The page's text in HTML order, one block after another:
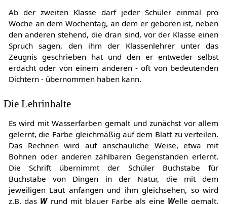
Ab der zweiten Klasse darf jeder Schüler einmal pro
Woche an dem Wochentag, an dem er geboren ist, neben
den anderen stehend, die dran sind, vor der Klasse einen
Spruch sagen, den ihm der Klassenlehrer unter das
Zeugnis geschrieben hat und den er entweder selbst
erdacht oder von einem anderen - oft von bedeutenden
Dichtern - übernommen haben kann.
Die Lehrinhalte
Es wird mit Wasserfarben gemalt und zunächst vor allem
gelernt, die Farbe gleichmäßig auf dem Blatt zu verteilen.
Das Rechnen wird auf anschauliche Weise, etwa mit
Bohnen oder anderen zählbaren Gegenständen erlernt.
Die Schrift übernimmt der Schüler Buchstabe für
Buchstabe von Dingen in der Natur, die mit dem
jeweiligen Laut anfangen und ihm gleichsehen, so wird
z.B. das Wrund mit blauer Farbe als eine Welle gemalt.